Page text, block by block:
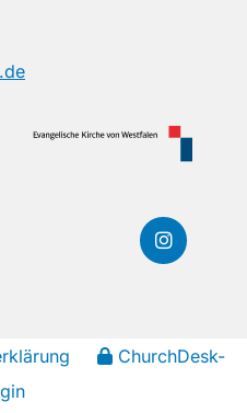
ChurchDesk-